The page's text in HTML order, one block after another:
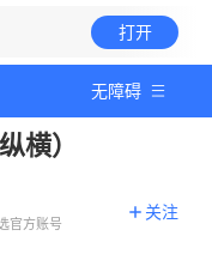
打开
无障碍
横）
官方账号
关注